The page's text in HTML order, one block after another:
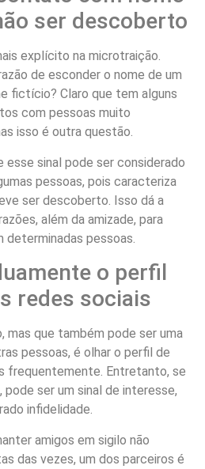
ser descoberto
explícito na microtraição.
de esconder o nome de um
fictício? Claro que tem alguns
com pessoas muito
isso é outra questão.
esse sinal pode ser considerado
pessoas, pois caracteriza
ser descoberto. Isso dá a
além da amizade, para
determinadas pessoas.
o perfil
redes sociais
mas que também pode ser uma
pessoas, é olhar o perfil de
frequentemente. Entretanto, se
ser um sinal de interesse,
infidelidade.
amigos em sigilo não
das vezes, um dos parceiros é